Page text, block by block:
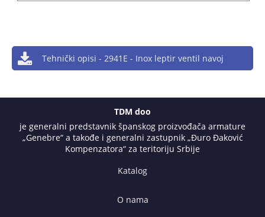
Tehnički opisi - 2941E - Inox leptir ventil navoj
TDM doo
je generalni predstavnik španskog proizvođača armature
„Genebre“ a takođe i generalni zastupnik „Đuro Đaković
Kompenzatora“ za teritoriju Srbije
Katalog
O nama